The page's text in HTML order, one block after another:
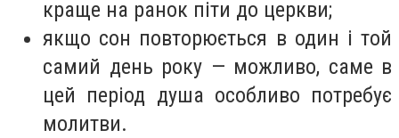
краще на ранок піти до церкви;
якщо сон повторюється в один і той
самий день року — можливо, саме в
цей період душа особливо потребує
молитви.